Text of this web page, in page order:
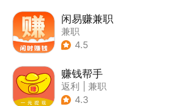
闲易赚兼职
兼职
4.5
赚钱帮手
返利
兼职
4.3